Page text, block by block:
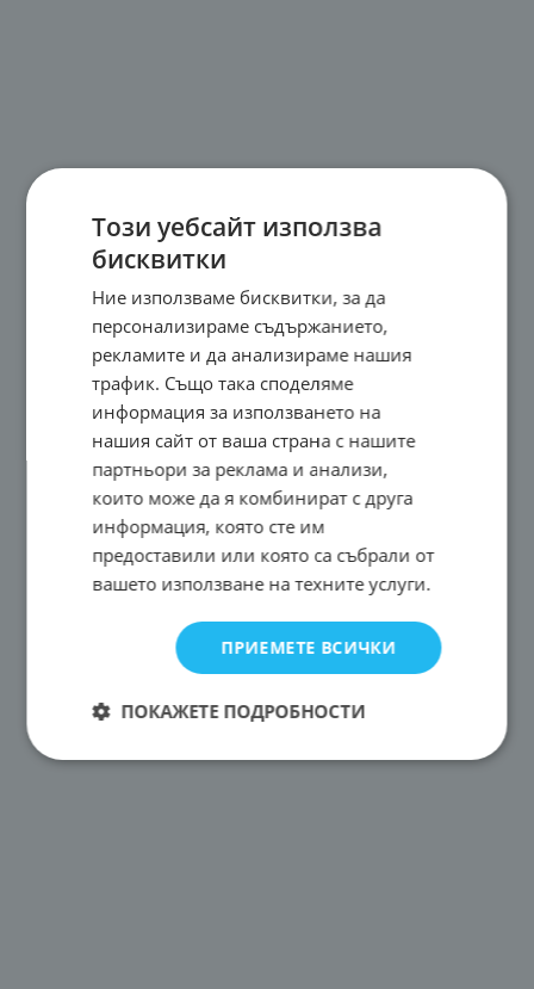
Този уебсайт използва
бисквитки
Ние използваме бисквитки, за да
персонализираме съдържанието,
рекламите и да анализираме нашия
трафик. Също така споделяме
информация за използването на
нашия сайт от ваша страна с нашите
партньори за реклама и анализи,
които може да я комбинират с друга
информация, която сте им
предоставили или която са събрали от
вашето използване на техните услуги.
ПРИЕМЕТЕ ВСИЧКИ
ПОКАЖЕТЕ ПОДРОБНОСТИ